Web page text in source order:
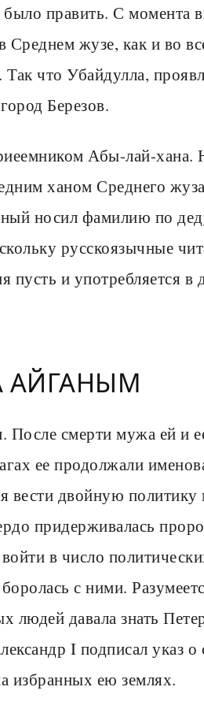
править. С момента
жузе, как и во
Так что Убайдулла,
Березов.
Абы-лай-хана.
ханом Среднего
носил фамилию по
русскоязычные
и употребляется в
АЙГАНЫМ
смерти мужа ей и
ее продолжали
вести двойную
придерживалась
в число
с ними.
людей давала знать
I подписал указ о
избранных ею землях.